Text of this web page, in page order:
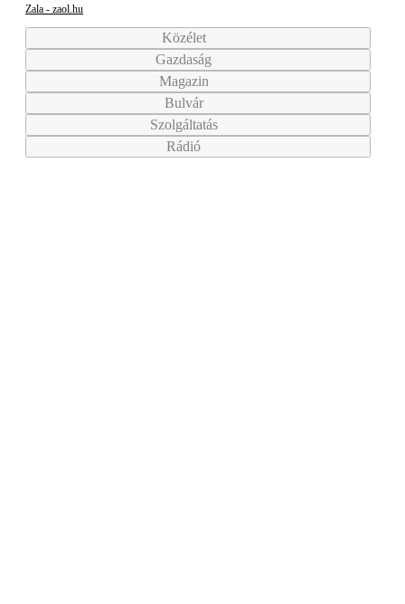
Zala - zaol.hu
Közélet
Gazdaság
Magazin
Bulvár
Szolgáltatás
Rádió